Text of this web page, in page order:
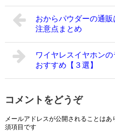
おからパウダーの通
注意点まとめ
ワイヤレスイヤホンの
おすすめ【３選】
コメントをどうぞ
メールアドレスが公開されることはあ
須項目です